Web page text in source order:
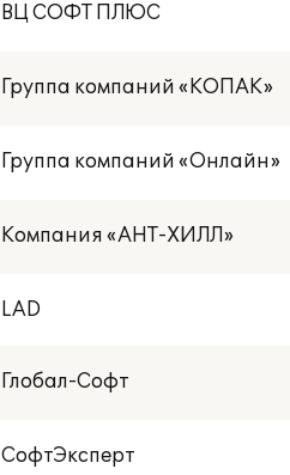
ВЦ СОФТ ПЛЮС
Группа компаний «КОПАК»
Группа компаний «Онлайн»
Компания «АНТ-ХИЛЛ»
LAD
Глобал-Софт
СофтЭксперт